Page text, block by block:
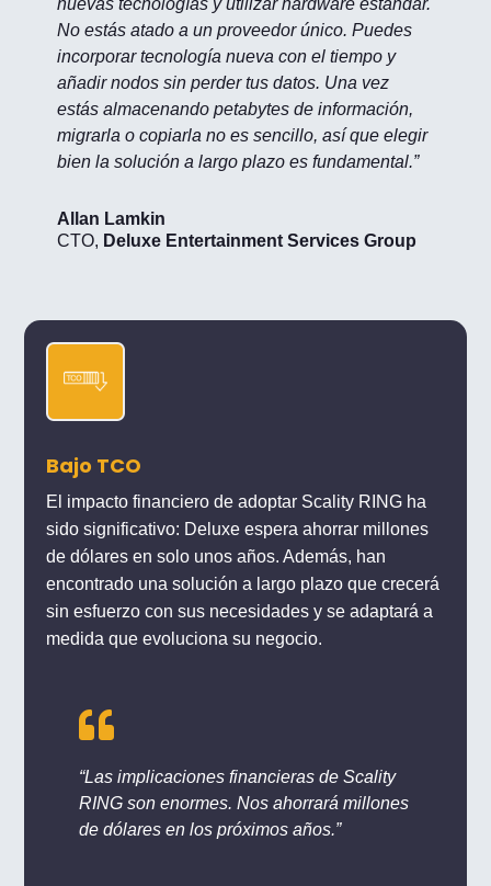
No estás atado a un proveedor único. Puedes
incorporar tecnología nueva con el tiempo y
añadir nodos sin perder tus datos. Una vez
estás almacenando petabytes de información,
migrarla o copiarla no es sencillo, así que elegir
bien la solución a largo plazo es fundamental.”
Allan Lamkin
CTO, Deluxe Entertainment Services Group
Bajo TCO
El impacto financiero de adoptar Scality RING ha
sido significativo: Deluxe espera ahorrar millones
de dólares en solo unos años. Además, han
encontrado una solución a largo plazo que crecerá
sin esfuerzo con sus necesidades y se adaptará a
medida que evoluciona su negocio.

“Las implicaciones financieras de Scality
RING son enormes. Nos ahorrará millones
de dólares en los próximos años.”